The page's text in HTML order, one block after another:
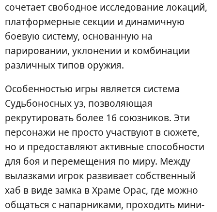
сочетает свободное исследование локаций,
платформерные секции и динамичную
боевую систему, основанную на
парировании, уклонении и комбинации
различных типов оружия.
Особенностью игры является система
Судьбоносных уз, позволяющая
рекрутировать более 16 союзников. Эти
персонажи не просто участвуют в сюжете,
но и предоставляют активные способности
для боя и перемещения по миру. Между
вылазками игрок развивает собственный
хаб в виде замка в Храме Орас, где можно
общаться с напарниками, проходить мини-